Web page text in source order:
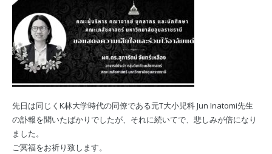
先日は同じくK林大学時代の同僚である元T大小児科 Jun Inatomi先生
の訃報を聞いたばかりでしたが、それに続いてで、悲しみが倍になり
ました。
ご冥福をお祈り致します。